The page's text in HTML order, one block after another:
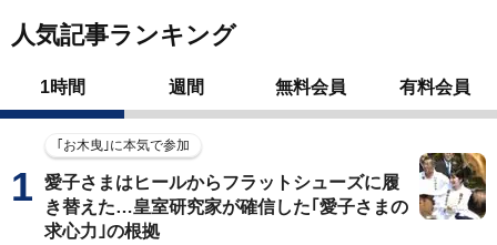
人気記事ランキング
1時間 週間 無料会員 有料会員
｢お木曳｣に本気で参加
愛子さまはヒールからフラットシューズに履
き替えた…皇室研究家が確信した｢愛子さまの
求心力｣の根拠